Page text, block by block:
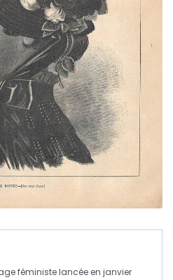
féministe lancée en janvier